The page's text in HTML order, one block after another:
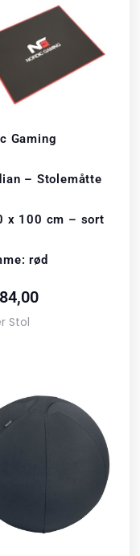
Gaming
– Stolemåtte
x 100 cm – sort
rød
Stol